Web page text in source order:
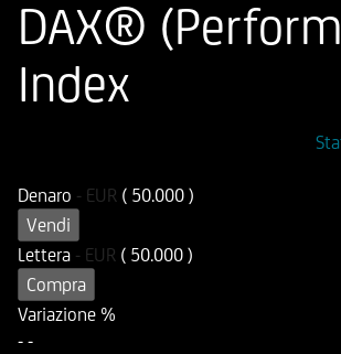
DAX®
Index
Denaro - EUR ( 50.000 )
Vendi
Lettera - EUR ( 50.000 )
Compra
Variazione %
- -